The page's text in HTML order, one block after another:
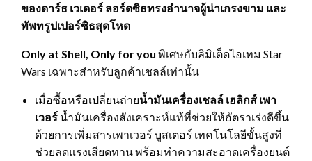
ของดาร์ธ เวเดอร์ ลอร์ดซิธทรงอำนาจผู้น่าเกรงขาม และ
ทัพทรูปเปอร์ซิธสุดโหด
Only at Shell, Only for you พิเศษกับลิมิเต็ดไอเทม Star
Wars เฉพาะสำหรับลูกค้าเชลล์เท่านั้น
เมื่อซื้อหรือเปลี่ยนถ่ายน้ำมันเครื่องเชลล์ เฮลิกส์ เพา
เวอร์ น้ำมันเครื่องสังเคราะห์แท้ที่ช่วยให้อัตราเร่งดีขึ้น
ด้วยการเพิ่มสารเพาเวอร์ บูสเตอร์ เทคโนโลยีขั้นสูงที่
ช่วยลดแรงเสียดทาน พร้อมทำความสะอาดเครื่องยนต์